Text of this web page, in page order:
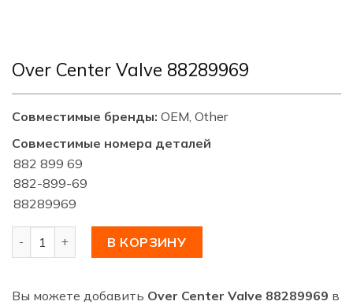
Over Center Valve 88289969
Совместимые бренды: OEM, Other
Совместимые номера деталей
882 899 69
882-899-69
88289969
В КОРЗИНУ
Вы можете добавить Over Center Valve 88289969 в